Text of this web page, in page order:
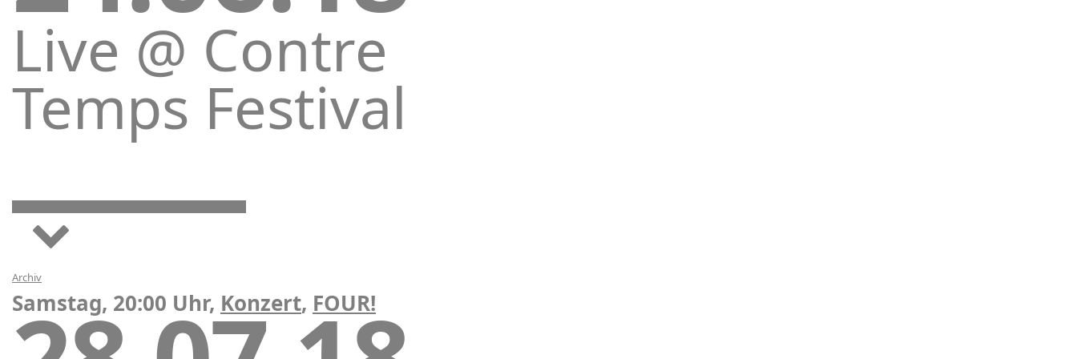
Live @ Contre
Temps Festival
Archiv
Samstag, 20:00 Uhr, Konzert, FOUR!